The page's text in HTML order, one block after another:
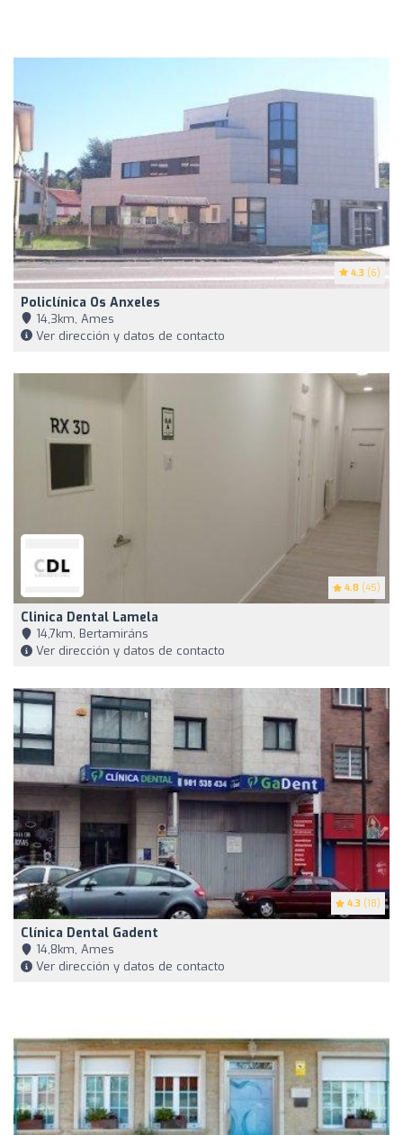
4.3 (6)
Policlínica Os Anxeles
14,3km, Ames
Ver dirección y datos de contacto
4.8 (45)
Clinica Dental Lamela
14,7km, Bertamiráns
Ver dirección y datos de contacto
4.3 (18)
Clínica Dental Gadent
14,8km, Ames
Ver dirección y datos de contacto